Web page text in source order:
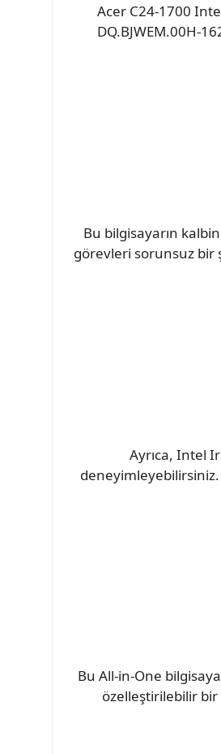
Acer C24-1700
DQ.BJWEM.00H-
Bu bilgisayarın
görevleri sorunsuz bir
Ayrıca, Intel
deneyimleyebilirsiniz.
Bu All-in-One
özelleştirilebilir